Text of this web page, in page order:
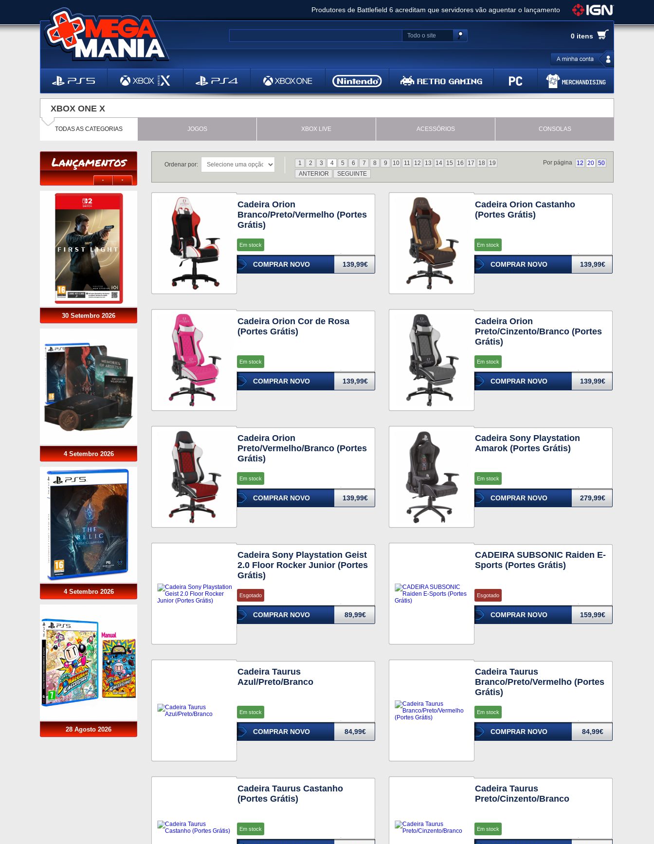
Produtores de Battlefield 6 acreditam que servidores vão aguentar o lançamento
Clair Obscur: Expedition 33 já vendeu 5 milhões de cópias e vai receber novo conteúdo
Ghost of Yotei - Análise
Metal Gear Solid Delta: Snake Eater - Análise
Bethesda anuncia livestream para o Fallout Day
0 itens
Todo o site
XBOX ONE X
TODAS AS CATEGORIAS JOGOS XBOX LIVE ACESSÓRIOS CONSOLAS
Lançamentos
30 Setembro 2026
4 Setembro 2026
4 Setembro 2026
28 Agosto 2026
Por página 12 20 50
1 2 3 4 5 6 7 8 9 10 11 12 13 14 15 16 17 18
19
ANTERIOR
SEGUINTE
Ordenar por:
Cadeira Orion
Branco/Preto/Vermelho (Portes
Grátis)
Em stock
COMPRAR NOVO 139,99€
Cadeira Orion Castanho
(Portes Grátis)
Em stock
COMPRAR NOVO 139,99€
Cadeira Orion Cor de Rosa
(Portes Grátis)
Em stock
COMPRAR NOVO 139,99€
Cadeira Orion
Preto/Cinzento/Branco (Portes
Grátis)
Em stock
COMPRAR NOVO 139,99€
Cadeira Orion
Preto/Vermelho/Branco (Portes
Grátis)
Em stock
COMPRAR NOVO 139,99€
Cadeira Sony Playstation
Amarok (Portes Grátis)
Em stock
COMPRAR NOVO 279,99€
Cadeira Sony Playstation Geist
2.0 Floor Rocker Junior (Portes
Grátis)
Esgotado
COMPRAR NOVO 89,99€
CADEIRA SUBSONIC Raiden E-
Sports (Portes Grátis)
Esgotado
COMPRAR NOVO 159,99€
Cadeira Taurus
Azul/Preto/Branco
Em stock
COMPRAR NOVO 84,99€
Cadeira Taurus
Branco/Preto/Vermelho (Portes
Grátis)
Em stock
COMPRAR NOVO 84,99€
Cadeira Taurus Castanho
(Portes Grátis)
Em stock
Cadeira Taurus
Preto/Cinzento/Branco
Em stock